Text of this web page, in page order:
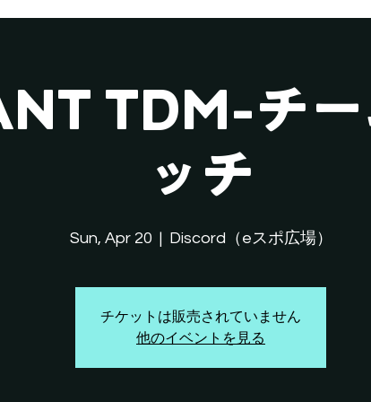
TDM-チー
ッチ
Sun, Apr 20
  |
Discord（eスポ広場）
チケットは販売されていません
他のイベントを見る